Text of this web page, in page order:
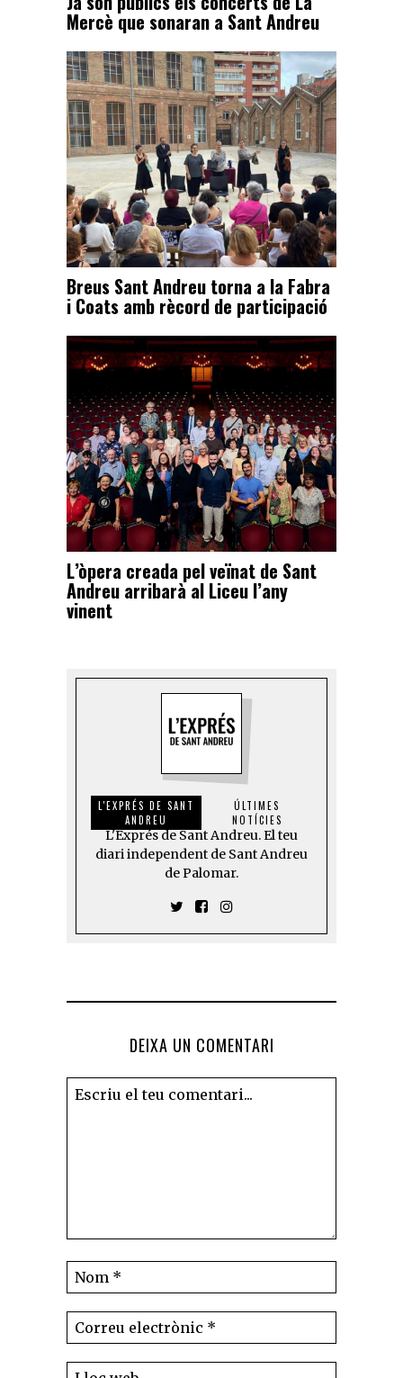
Mercè que sonaran a Sant Andreu
Breus Sant Andreu torna a la Fabra
i Coats amb rècord de participació
L’òpera creada pel veïnat de Sant
Andreu arribarà al Liceu l’any
vinent
L'EXPRÉS DE SANT
ANDREU
ÚLTIMES
NOTÍCIES
L'Exprés de Sant Andreu. El teu
diari independent de Sant Andreu
de Palomar.
DEIXA UN COMENTARI